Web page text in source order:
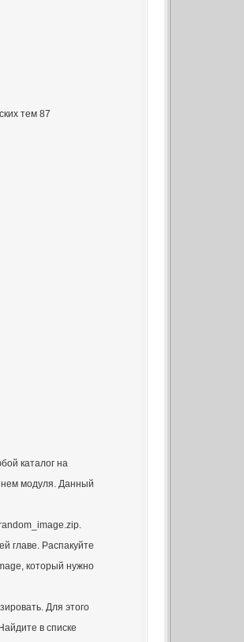
тем 87
каталог на
модуля. Данный
главе. Распакуйте
который нужно
Для этого
в списке